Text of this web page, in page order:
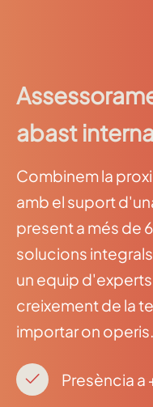
abast
Combinem la
amb el suport
present a més de
solucions
un equip
creixement de la
importar on operis.
Presència a